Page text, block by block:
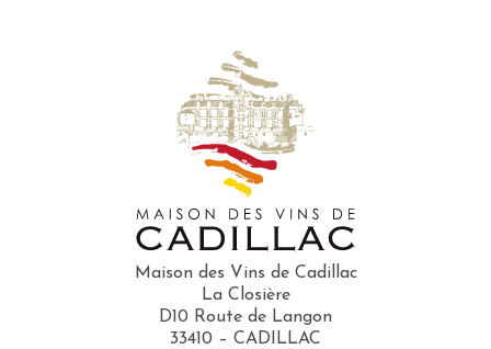
Maison des Vins de Cadillac
La Closière
D10 Route de Langon
33410 – CADILLAC